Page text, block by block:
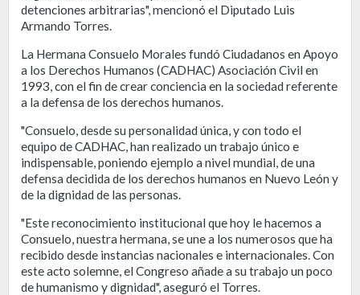
detenciones arbitrarias", mencionó el Diputado Luis
Armando Torres.
La Hermana Consuelo Morales fundó Ciudadanos en Apoyo
a los Derechos Humanos (CADHAC) Asociación Civil en
1993, con el fin de crear conciencia en la sociedad referente
a la defensa de los derechos humanos.
"Consuelo, desde su personalidad única, y con todo el
equipo de CADHAC, han realizado un trabajo único e
indispensable, poniendo ejemplo a nivel mundial, de una
defensa decidida de los derechos humanos en Nuevo León y
de la dignidad de las personas.
"Este reconocimiento institucional que hoy le hacemos a
Consuelo, nuestra hermana, se une a los numerosos que ha
recibido desde instancias nacionales e internacionales. Con
este acto solemne, el Congreso añade a su trabajo un poco
de humanismo y dignidad", aseguró el Torres.